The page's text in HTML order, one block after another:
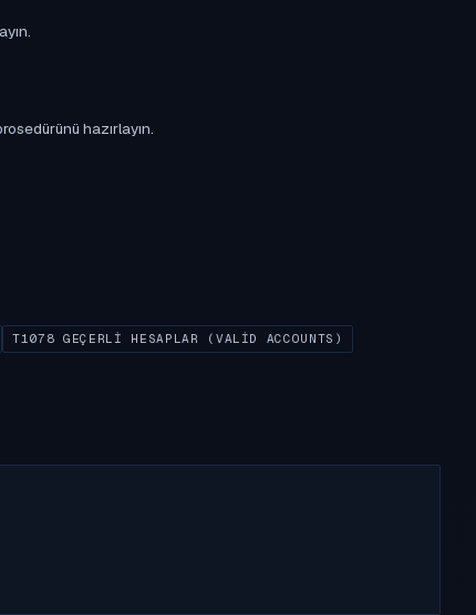
hazırlayın.
T1078 GEÇERLI HESAPLAR (VALID ACCOUNTS)